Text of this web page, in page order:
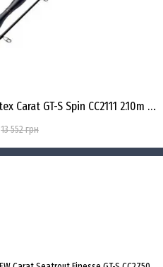
Спінінг Sportex Carat GT-S Spin CC2111 2.10m 3-19g
13 552 грн